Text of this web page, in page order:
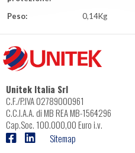
Peso: 0,14Kg
Unitek Italia Srl
C.F./P.IVA 02789000961
C.C.I.A.A. di MB REA MB-1564296
Cap.Soc. 100.000,00 Euro i.v.
Sitemap